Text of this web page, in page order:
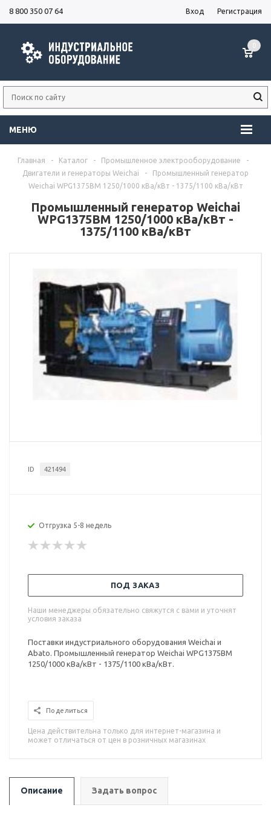
8 800 350 07 64 Вход Регистрация
МЕНЮ
0
Главная - Каталог - Промышленное электрооборудование
-
Двигатели и генераторы Weichai
-
Промышленный генератор
Weichai WPG1375BM 1250/1000 кВа/кВт - 1375/1100 кВа/кВт
Промышленный генератор Weichai
WPG1375BM 1250/1000 кВа/кВт -
1375/1100 кВа/кВт
ID 421494
Отгрузка 5-8 недель
ПОД ЗАКАЗ
Наши менеджеры обязательно свяжутся с вами и уточнят
условия заказа
Поставки индустриального оборудования Weichai и
Abato. Промышленный генератор Weichai WPG1375BM
1250/1000 кВа/кВт - 1375/1100 кВа/кВт.
Поделиться
Цена действительна только для интернет-магазина и
может отличаться от цен в розничных магазинах
Описание Задать вопрос